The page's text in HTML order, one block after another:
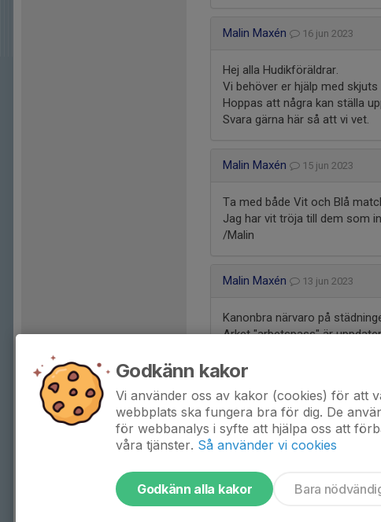
Malin Maxén 16 jun 2023
Hej alla Hudikföräldrar.
Vi behöver er hjälp med
Hoppas att några kan ställa
Svara gärna här så att vi vet.
Malin Maxén 15 jun 2023
Ta med både Vit och Blå
Jag har vit tröja till dem som
/Malin
Malin Maxén 13 jun 2023
Kanonbra närvaro på
Arket "arbetspass" är
Godkänn kakor
Vi använder oss av kakor (cookies) för att
webbplats ska fungera bra för dig. De
för webbanalys i syfte att hjälpa oss att
våra tjänster. Så använder vi cookies
Godkänn alla kakor Bara